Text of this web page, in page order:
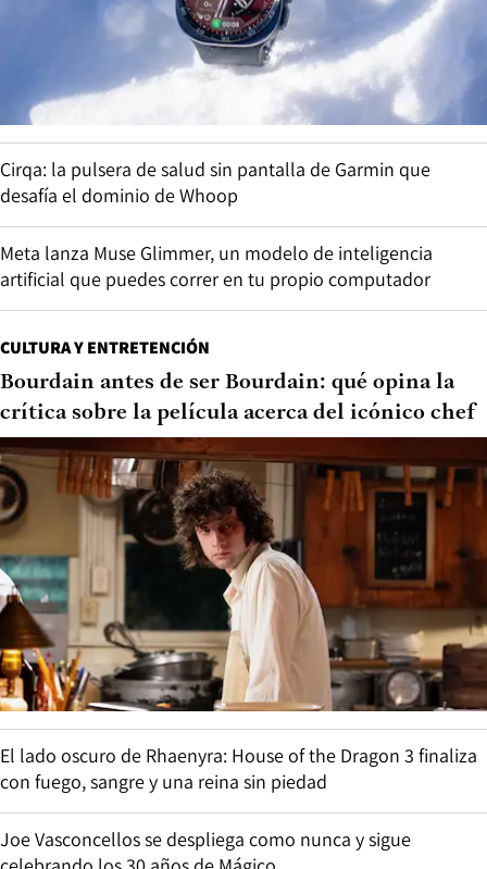
Cirqa: la pulsera de salud sin pantalla de Garmin que
desafía el dominio de Whoop
Meta lanza Muse Glimmer, un modelo de inteligencia
artificial que puedes correr en tu propio computador
CULTURA Y ENTRETENCIÓN
Bourdain antes de ser Bourdain: qué opina la
crítica sobre la película acerca del icónico chef
El lado oscuro de Rhaenyra: House of the Dragon 3 finaliza
con fuego, sangre y una reina sin piedad
Joe Vasconcellos se despliega como nunca y sigue